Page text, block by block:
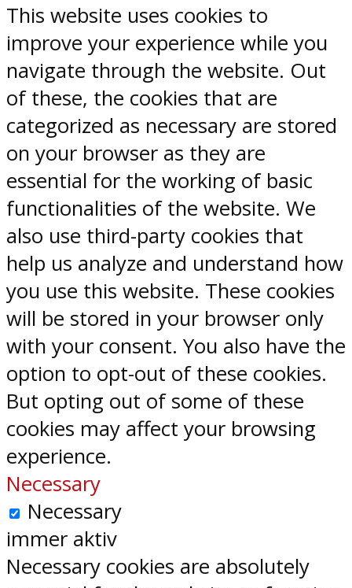
This website uses cookies to
improve your experience while you
navigate through the website. Out
of these, the cookies that are
categorized as necessary are stored
on your browser as they are
essential for the working of basic
functionalities of the website. We
also use third-party cookies that
help us analyze and understand how
you use this website. These cookies
will be stored in your browser only
with your consent. You also have the
option to opt-out of these cookies.
But opting out of some of these
cookies may affect your browsing
experience.
Necessary
Necessary
immer aktiv
Necessary cookies are absolutely